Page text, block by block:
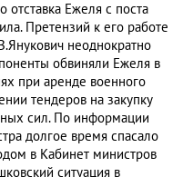
отставка Ежеля с поста
Претензий к его работе
неоднократно
обвиняли Ежеля в
при аренде военного
тендеров на закупку
сил. По информации
долгое время спасало
в Кабинет министров
ситуация в